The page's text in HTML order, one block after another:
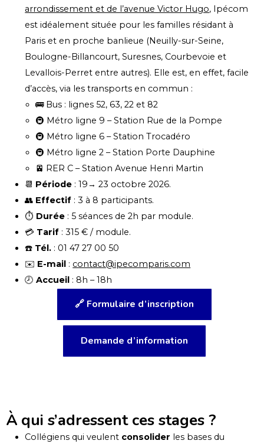
arrondissement et de l’avenue Victor Hugo, Ipécom
est idéalement située pour les familles résidant à
Paris et en proche banlieue (Neuilly-sur-Seine,
Boulogne-Billancourt, Suresnes, Courbevoie et
Levallois-Perret entre autres). Elle est, en effet, facile
d’accès, via les transports en commun :
🚌 Bus : lignes 52, 63, 22 et 82
🚇 Métro ligne 9 – Station Rue de la Pompe
🚇 Métro ligne 6 – Station Trocadéro
🚇 Métro ligne 2 – Station Porte Dauphine
🚈 RER C – Station Avenue Henri Martin
📆 Période : 19→ 23 octobre 2026.
👥 Effectif : 3 à 8 participants.
⏱️ Durée : 5 séances de 2h par module.
💳 Tarif : 315 € / module.
☎️ Tél. : 01 47 27 00 50
✉️ E-mail : contact@ipecomparis.com
🕗Accueil : 8h – 18h
🔗 Formulaire d’inscription
Demande d’information
À qui s’adressent ces stages ?
Collégiens qui veulent consolider les bases du